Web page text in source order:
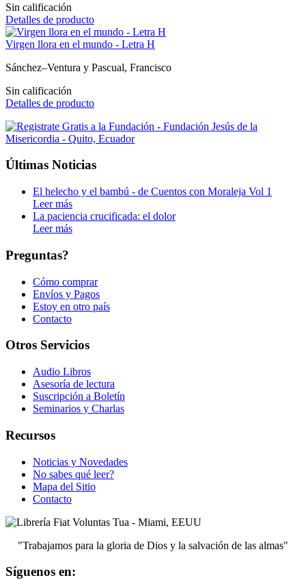
Sin calificación
Detalles de producto
Virgen llora en el mundo - Letra H
Sánchez–Ventura y Pascual, Francisco
Sin calificación
Detalles de producto
Últimas Noticias
El helecho y el bambú - de Cuentos con Moraleja Vol 1
Leer más
La paciencia crucificada: el dolor
Leer más
Preguntas?
Cómo comprar
Envíos y Pagos
Estoy en otro país
Contacto
Otros Servicios
Audio Libros
Asesoría de lectura
Suscripción a Boletín
Seminarios y Charlas
Recursos
Noticias y Novedades
No sabes qué leer?
Mapa del Sitio
Contacto
"Trabajamos para la gloria de Dios y la salvación de las almas"
Síguenos en: